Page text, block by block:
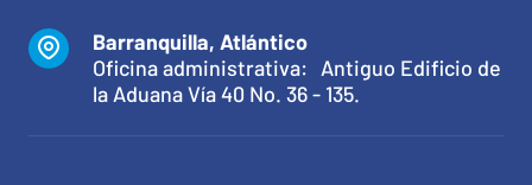
Barranquilla, Atlántico
Oficina administrativa: Antiguo Edificio de
la Aduana Vía 40 No. 36 - 135.